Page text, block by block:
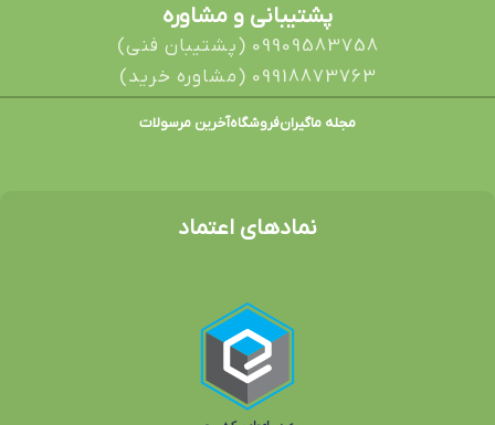
پشتیبانی و مشاوره
09909583758 (پشتیبان فنی)
09918873763 (مشاوره خرید)
مجله ماگیرانفروشگاهآخرین مرسولات
نمادهای اعتماد